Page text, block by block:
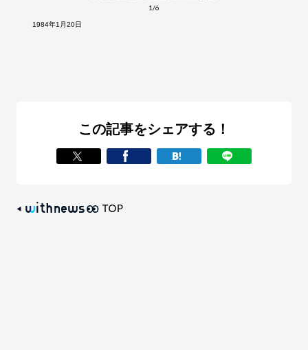
1/6
1984年1月20日
この記事をシェアする！